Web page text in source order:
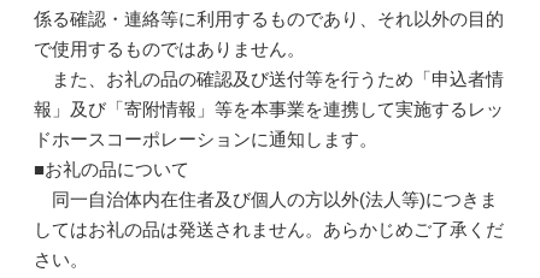
係る確認・連絡等に利用するものであり、それ以外の目的
で使用するものではありません。
また、お礼の品の確認及び送付等を行うため「申込者情
報」及び「寄附情報」等を本事業を連携して実施するレッ
ドホースコーポレーションに通知します。
■お礼の品について
同一自治体内在住者及び個人の方以外(法人等)につきま
してはお礼の品は発送されません。あらかじめご了承くだ
さい。